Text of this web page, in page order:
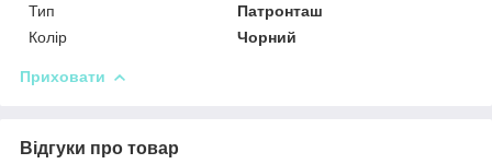
Тип
Патронташ
Колір
Чорний
Приховати
Відгуки про товар